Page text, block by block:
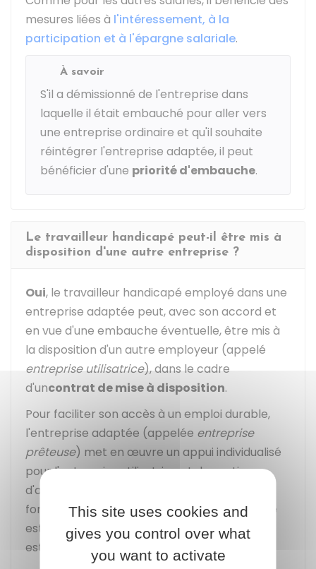
mesures liées à l'intéressement, à la
participation et à l'épargne salariale.
À savoir
S'il a démissionné de l'entreprise dans
laquelle il était embauché pour aller vers
une entreprise ordinaire et qu'il souhaite
réintégrer l'entreprise adaptée, il peut
bénéficier d'une priorité d'embauche.
Le travailleur handicapé peut-il être mis à
disposition d'une autre entreprise ?
Oui, le travailleur handicapé employé dans une
entreprise adaptée peut, avec son accord et
en vue d'une embauche éventuelle, être mis à
la disposition d'un autre employeur (appelé
entreprise utilisatrice), dans le cadre
d'uncontrat de mise à disposition.
Pour faciliter son accès à un emploi durable,
l'entreprise adaptée (appelée entreprise
prêteuse) met en œuvre un appui individualisé
pour l'entreprise utilisatrice et des actions
d'accompagnement professionnel et de
formation. La prestation d'appui individualisée
est rémunérée par l'entreprise utilisatrice et
est distincte de la mise à disposition.
This site uses cookies and
gives you control over what
you want to activate